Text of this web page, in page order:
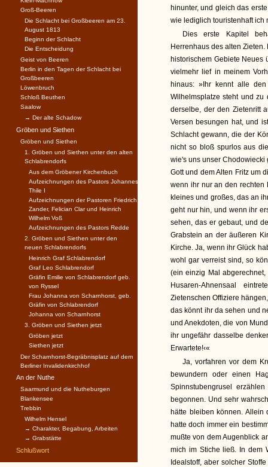
hinunter, und gleich das
wie lediglich touristenhaft ich
Dies erste Kapitel
Herrenhaus des alten
historischem Gebiete Neues
vielmehr lief in meinem
hinaus: »Ihr kennt alle
Wilhelmsplatze steht und zu
derselbe, der den Zietenritt
Versen besungen hat, und
Schlacht gewann, die der
nicht so bloß spurlos aus
wie's uns unser
Gott und dem Alten Fritz um
wenn ihr nur an den rechten
kleines und großes, das an
geht nur hin, und wenn ihr
sehen, das er gebaut, und
Grabstein an der äußeren
Kirche. Ja, wenn ihr Glück
wohl gar verreist sind, so
(ein einzig Mal
Husaren-Ahnensaal
Zietenschen Offiziere
das könnt ihr da sehen und
und Anekdoten, die von
ihr ungefähr dasselbe
Erwartete!‹«
Ja, vorfahren vor dem
bewundern oder einen
Spinnstubengrusel
begonnen. Und sehr
hätte bleiben können. Allein
hatte doch immer ein
mußte von dem Augenblick
mich im Stiche ließ. In dem
Idealstoff, aber solcher
Groß-Beeren
Die Schlacht bei Großbeeren am 23.
August 1813
Beginn der Schlacht
Die Entscheidung
Geist von Beeren
Berlin in den Tagen der Schlacht bei
Großbeeren
Löwenbruch
Schloß Beuthen
Saalow
→ Der alte Schadow
Gröben und Siethen
Gröben und Siethen
1. Gröben und Siethen unter den alten
Schlabrendorfs
Aus dem Gröbener Kirchenbuch
Aufzeichnungen des Pastors Johannes
Thile I
Aufzeichnungen der Pastoren Friedrich
Zander, Felician Clar und Heinrich
Wilhelm Voß
Aufzeichnungen des Pastors Redde
2. Gröben und Siethen unter den
neuen Schlabrendorfs
Heinrich Graf Schlabrendorf
Graf Leo Schlabrendorf
Gräfin Emilie von Schlabrendorf geb.
von Ryssel
Frau Johanna von Scharnhorst, geb.
Gräfin von Schlabrendorf
Johanna von Scharnhorst
3. Gröben und Siethen jetzt
Gröben jetzt
Siethen jetzt
Der Scharnhorst-Begräbnisplatz auf dem
Berliner Invalidenkirchhof
An der Nuthe
Saarmund und die Nutheburgen
Blankensee
Trebbin
Wilhelm Hensel
→ Charakter, Begabung, Arbeiten
→ Grabstätte
Schlußwort